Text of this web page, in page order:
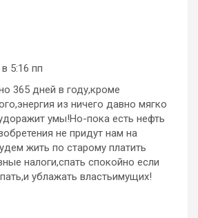
5:16 пп
365 дней в году,кроме
из ничего давно мягко
умы!Но-пока есть нефть
не придут нам на
жить по старому платить
налоги,спать спокойно если
ублажать властьимущих!